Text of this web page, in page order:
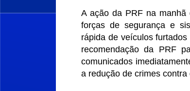
A ação da PRF na manhã
forças de segurança e
rápida de veículos
recomendação da PRF
comunicados
a redução de crimes